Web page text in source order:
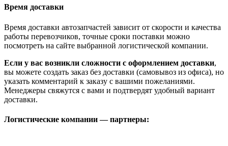
Время доставки
Время доставки автозапчастей зависит от скорости и качества
работы перевозчиков, точные сроки поставки можно
посмотреть на сайте выбранной логистической компании.
Если у вас возникли сложности с оформлением доставки,
вы можете создать заказ без доставки (самовывоз из офиса), но
указать комментарий к заказу с вашими пожеланиями.
Менеджеры свяжутся с вами и подтвердят удобный вариант
доставки.
Логистические компании — партнеры: